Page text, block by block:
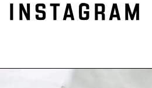
INSTAGRAM